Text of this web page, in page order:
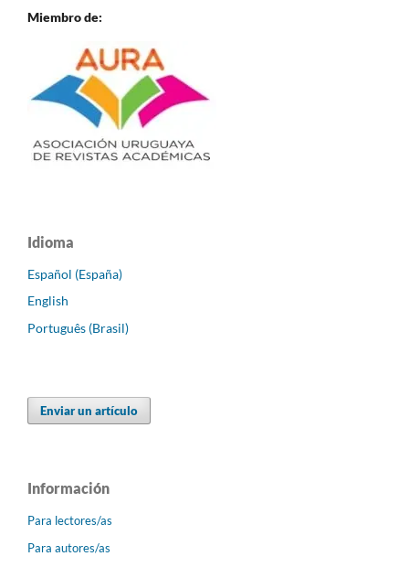
Miembro de:
Idioma
Español (España)
English
Português (Brasil)
Enviar un artículo
Información
Para lectores/as
Para autores/as